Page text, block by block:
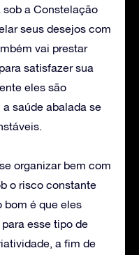
sob a Constelação
seus desejos com
vai prestar
satisfazer sua
eles são
saúde abalada se
organizar bem com
o risco constante
bom é que eles
esse tipo de
a fim de